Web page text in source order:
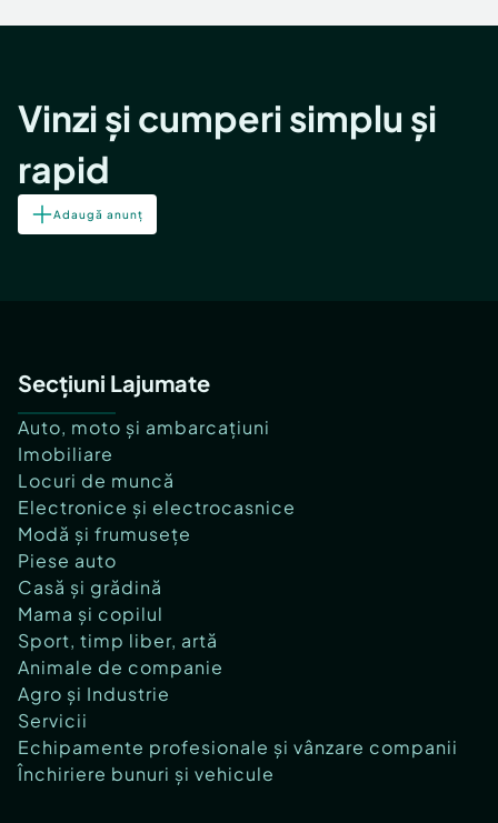
Vinzi și cumperi simplu și
rapid
Adaugă anunț
Secțiuni Lajumate
Auto, moto și ambarcațiuni
Imobiliare
Locuri de muncă
Electronice și electrocasnice
Modă și frumusețe
Piese auto
Casă și grădină
Mama și copilul
Sport, timp liber, artă
Animale de companie
Agro și Industrie
Servicii
Echipamente profesionale și vânzare companii
Închiriere bunuri și vehicule